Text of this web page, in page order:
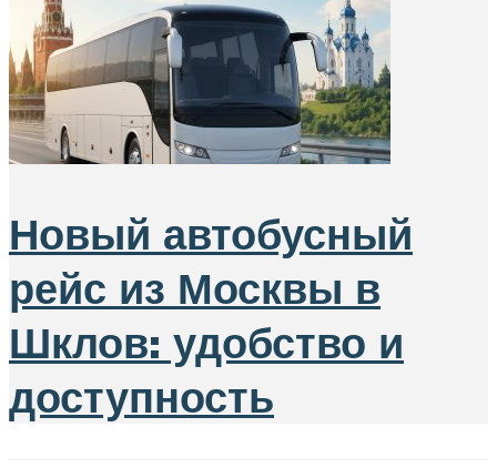
Новый автобусный
рейс из Москвы в
Шклов: удобство и
доступность